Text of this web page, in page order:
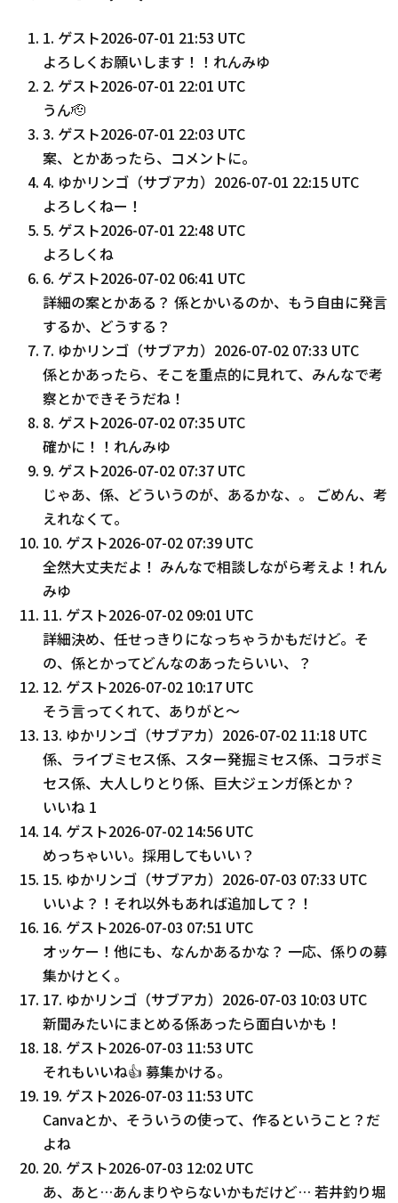
1. ゲスト2026-07-01 21:53 UTC
よろしくお願いします！！れんみゆ
2. ゲスト2026-07-01 22:01 UTC
うん🫡
3. ゲスト2026-07-01 22:03 UTC
案、とかあったら、コメントに。
4. ゆかリンゴ（サブアカ） 2026-07-01 22:15 UTC
よろしくねー！
5. ゲスト2026-07-01 22:48 UTC
よろしくね
6. ゲスト2026-07-02 06:41 UTC
詳細の案とかある？ 係とかいるのか、もう自由に発言
するか、どうする？
7. ゆかリンゴ（サブアカ） 2026-07-02 07:33 UTC
係とかあったら、そこを重点的に見れて、みんなで考
察とかできそうだね！
8. ゲスト2026-07-02 07:35 UTC
確かに！！れんみゆ
9. ゲスト2026-07-02 07:37 UTC
じゃあ、係、どういうのが、あるかな、。 ごめん、考
えれなくて。
10. ゲスト2026-07-02 07:39 UTC
全然大丈夫だよ！ みんなで相談しながら考えよ！れん
みゆ
11. ゲスト2026-07-02 09:01 UTC
詳細決め、任せっきりになっちゃうかもだけど。そ
の、係とかってどんなのあったらいい、？
12. ゲスト2026-07-02 10:17 UTC
そう言ってくれて、ありがと～
13. ゆかリンゴ（サブアカ） 2026-07-02 11:18 UTC
係、ライブミセス係、スター発掘ミセス係、コラボミ
セス係、大人しりとり係、巨大ジェンガ係とか？
いいね 1
14. ゲスト2026-07-02 14:56 UTC
めっちゃいい。採用してもいい？
15. ゆかリンゴ（サブアカ） 2026-07-03 07:33 UTC
いいよ？！それ以外もあれば追加して？！
16. ゲスト2026-07-03 07:51 UTC
オッケー！他にも、なんかあるかな？ 一応、係りの募
集かけとく。
17. ゆかリンゴ（サブアカ） 2026-07-03 10:03 UTC
新聞みたいにまとめる係あったら面白いかも！
18. ゲスト2026-07-03 11:53 UTC
それもいいね👍️ 募集かける。
19. ゲスト2026-07-03 11:53 UTC
Canvaとか、そういうの使って、作るということ？だ
よね
20. ゲスト2026-07-03 12:02 UTC
あ、あと…あんまりやらないかもだけど… 若井釣り堀